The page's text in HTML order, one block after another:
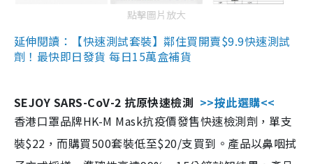
點擊圖片放大
延伸閱讀：【快速測試套裝】鄰住買開賣$9.9快速測試
劑！最快即日發貨 每日15萬盒補貨
SEJOY SARS-CoV-2 抗原快速檢測 >>按此選購<<
香港口罩品牌HK-M Mask抗疫價發售快速檢測劑，單支
裝$22，而購買500套裝低至$20/支買到。產品以鼻咽拭